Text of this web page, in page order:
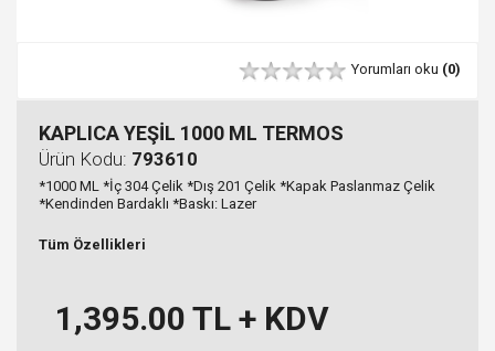
Yorumları oku (0)
KAPLICA YEŞİL 1000 ML TERMOS
Ürün Kodu: 793610
*1000 ML *İç 304 Çelik *Dış 201 Çelik *Kapak Paslanmaz Çelik
*Kendinden Bardaklı *Baskı: Lazer
Tüm Özellikleri
1,395.00 TL + KDV